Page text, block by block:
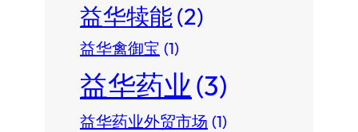
益华犊能(2)
益华禽御宝 (1)
益华药业(3)
益华药业外贸市场 (1)